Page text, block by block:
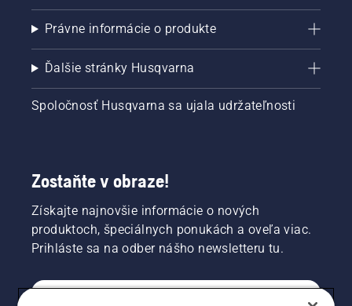
Právne informácie o produkte
Ďalšie stránky Husqvarna
Spoločnosť Husqvarna sa ujala udržateľnosti
Zostaňte v obraze!
Získajte najnovšie informácie o nových
produktoch, špeciálnych ponukách a oveľa viac.
Prihláste sa na odber nášho newsletteru tu.